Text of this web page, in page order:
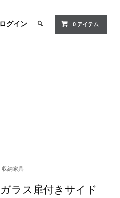
ログイン 0 アイテム
収納家具
ラス扉付きサイド